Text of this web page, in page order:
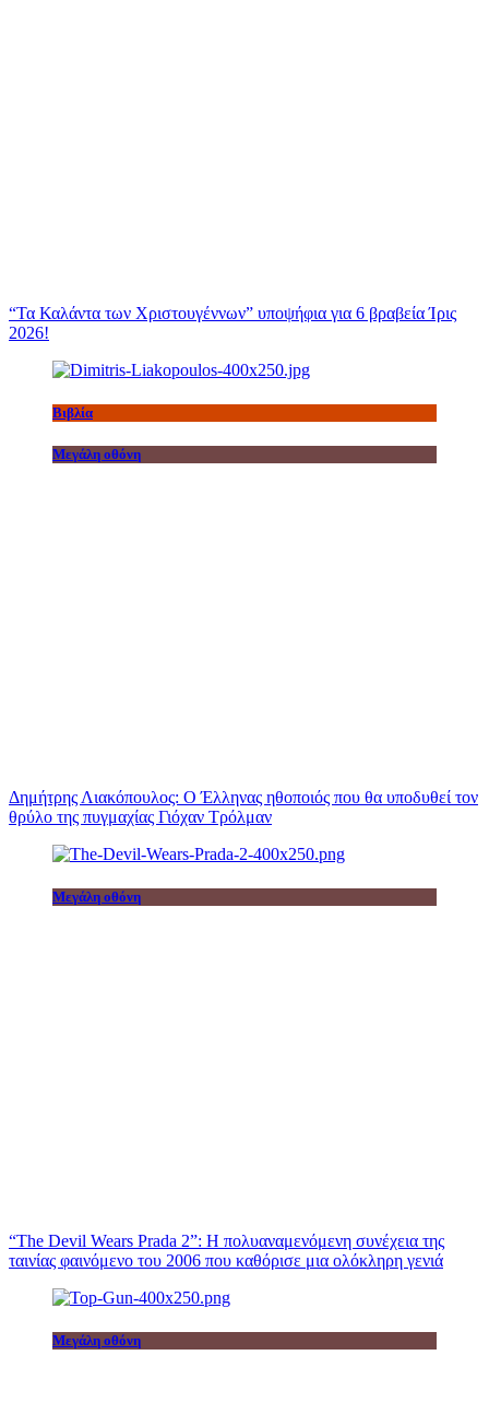
“Τα Καλάντα των Χριστουγέννων” υποψήφια για 6 βραβεία Ίρις
2026!
Βιβλία
Μεγάλη οθόνη
Δημήτρης Λιακόπουλος: Ο Έλληνας ηθοποιός που θα υποδυθεί τον
θρύλο της πυγμαχίας Γιόχαν Τρόλμαν
Μεγάλη οθόνη
“The Devil Wears Prada 2”: Η πολυαναμενόμενη συνέχεια της
ταινίας φαινόμενο του 2006 που καθόρισε μια ολόκληρη γενιά
Μεγάλη οθόνη